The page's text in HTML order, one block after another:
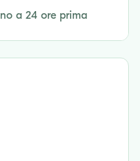
a 24 ore prima